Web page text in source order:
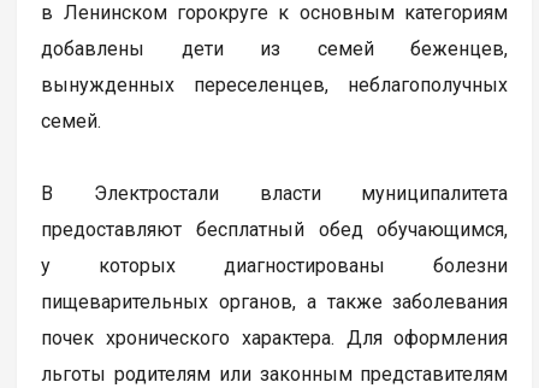
в Ленинском горокруге к основным категориям
добавлены дети из семей беженцев,
вынужденных переселенцев, неблагополучных
семей.
В Электростали власти муниципалитета
предоставляют бесплатный обед обучающимся,
у которых диагностированы болезни
пищеварительных органов, а также заболевания
почек хронического характера. Для оформления
льготы родителям или законным представителям